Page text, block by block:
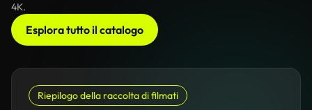
4K.
Esplora tutto il catalogo
Riepilogo della raccolta di filmati